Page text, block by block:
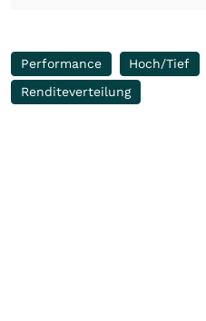
Performance Hoch/Tief
Renditeverteilung